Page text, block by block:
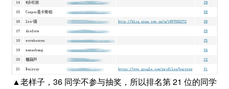
▲老样子，36 同学不参与抽奖，所以排名第 21 位的同学